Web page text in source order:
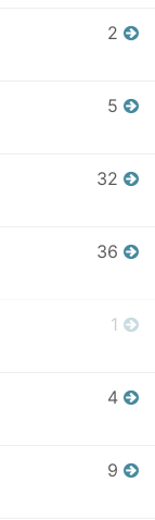
2
5
32
36
1
4
9